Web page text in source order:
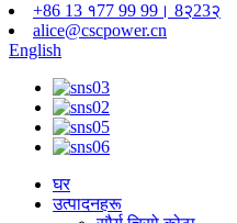
+86 13 १77 99 99। 8२23२
alice@cscpower.cn
English
घर
उत्पादनहरू